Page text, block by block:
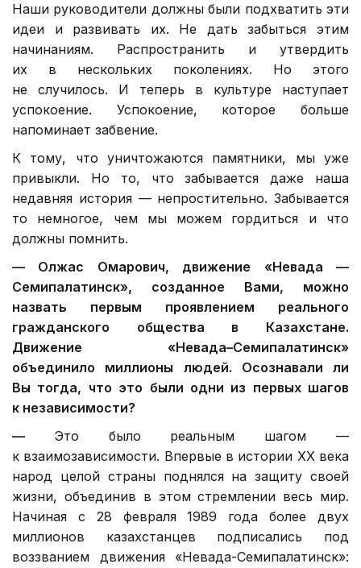
Наши руководители должны были подхватить эти
идеи и развивать их. Не дать забыться этим
начинаниям. Распространить и утвердить
их в нескольких поколениях. Но этого
не случилось. И теперь в культуре наступает
успокоение. Успокоение, которое больше
напоминает забвение.
К тому, что уничтожаются памятники, мы уже
привыкли. Но то, что забывается даже наша
недавняя история — непростительно. Забывается
то немногое, чем мы можем гордиться и что
должны помнить.
— Олжас Омарович, движение «Невада —
Семипалатинск», созданное Вами, можно
назвать первым проявлением реального
гражданского общества в Казахстане.
Движение «Невада–Семипалатинск»
объединило миллионы людей. Осознавали ли
Вы тогда, что это были одни из первых шагов
к независимости?
— Это было реальным шагом —
к взаимозависимости. Впервые в истории ХХ века
народ целой страны поднялся на защиту своей
жизни, объединив в этом стремлении весь мир.
Начиная с 28 февраля 1989 года более двух
миллионов казахстанцев подписались под
воззванием движения «Невада-Семипалатинск»: